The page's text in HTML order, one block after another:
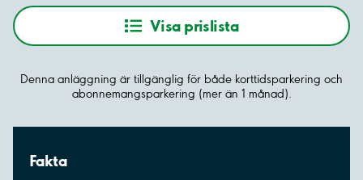
Visa prislista
Denna anläggning är tillgänglig för både korttidsparkering och
abonnemangsparkering (mer än 1 månad).
Fakta